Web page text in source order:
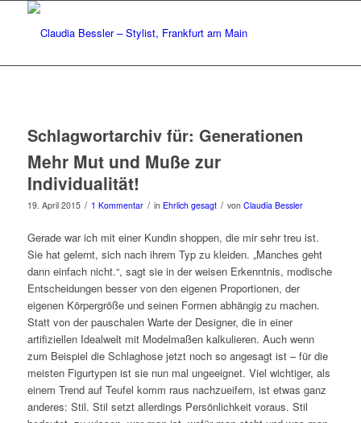
Schlagwortarchiv für: Generationen
Mehr Mut und Muße zur
Individualität!
19. April 2015 / 1 Kommentar / in Ehrlich gesagt / von Claudia Bessler
Gerade war ich mit einer Kundin shoppen, die mir sehr treu ist.
Sie hat gelernt, sich nach ihrem Typ zu kleiden. „Manches geht
dann einfach nicht.“, sagt sie in der weisen Erkenntnis, modische
Entscheidungen besser von den eigenen Proportionen, der
eigenen Körpergröße und seinen Formen abhängig zu machen.
Statt von der pauschalen Warte der Designer, die in einer
artifiziellen Idealwelt mit Modelmaßen kalkulieren. Auch wenn
zum Beispiel die Schlaghose jetzt noch so angesagt ist – für die
meisten Figurtypen ist sie nun mal ungeeignet. Viel wichtiger, als
einem Trend auf Teufel komm raus nachzueifern, ist etwas ganz
anderes: Stil. Stil setzt allerdings Persönlichkeit voraus. Stil